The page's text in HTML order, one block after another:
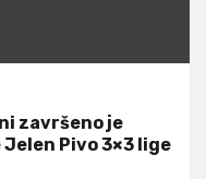
završeno je
Pivo 3×3 lige